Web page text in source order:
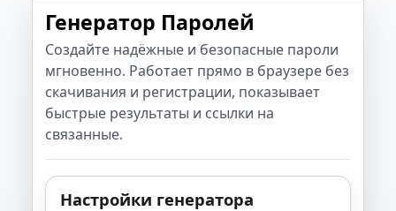
Генератор Паролей
Создайте надёжные и безопасные пароли
мгновенно. Работает прямо в браузере без
скачивания и регистрации, показывает
быстрые результаты и ссылки на
связанные.
Настройки генератора